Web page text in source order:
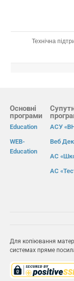
Технічна
Основні
програми
Education
WEB-
Education
АСУ
Веб
АС
АС
Для копіювання
системах пряме